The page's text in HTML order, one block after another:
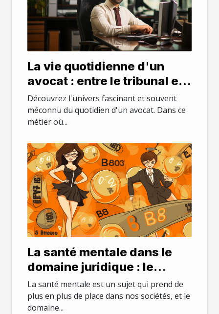
La vie quotidienne d'un
avocat : entre le tribunal et
le bureau
Découvrez l'univers fascinant et souvent
méconnu du quotidien d'un avocat. Dans ce
métier où...
La santé mentale dans le
domaine juridique : le
stress et le burnout chez les
avocats parisiens
La santé mentale est un sujet qui prend de
plus en plus de place dans nos sociétés, et le
domaine...